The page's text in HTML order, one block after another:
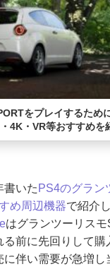
をプレイするため
4K・VR等おすすめを
書いた PS4のグラン
め周辺機器で紹介
はグランツーリス
る前に先回りして購
に伴い需要が急増し